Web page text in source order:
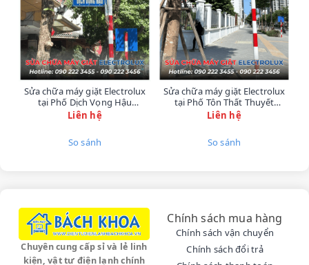
Khimáy sưởi dầu,đèn sưởihayquạt sưởinhà
bạn gặp sự cố, hãy liên hệ ngay vớiĐiện Lạnh
Bách Khoa. Chúng tôi có mặt kịp thời để hỗ trợ
sửa chữa tại nhànhanh chóng.
Chúng tôi cam kết cung cấpdịch vụ sửa chữa uy
tínvới đội ngũkỹ thuật viên chuyên ngànhgiàu
kinh nghiệm, đảm bảo thiết bị hoạt động an toàn
✅ Sửa chữaquạt sưởi
không quay, không
nóng, hỏng quạt tản nhiệt, hoặc lỗi hẹn giờ.
Sửa chữa máy giặt Electrolux
tại Phố Dịch Vọng Hậu
0902223456
Liên hệ
So sánh
Sửa chữa máy giặt Electrolux
tại Phố Tôn Thất Thuyết
0902223456
Liên hệ
So sánh
Chuyên cung cấp sỉ và lẻ linh
kiện, vật tư điện lạnh chính
Chính sách mua hàng
Chính sách vận chuyển
Chính sách đổi trả